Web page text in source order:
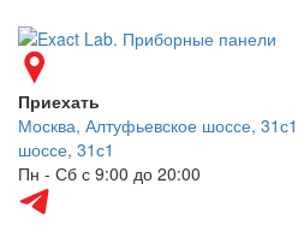
Приехать
Москва, Алтуфьевское шоссе, 31с1
шоссе, 31с1
Пн - Сб с 9:00 до 20:00